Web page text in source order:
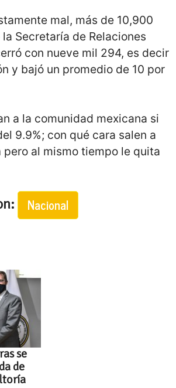
mal, más de 10,900
Secretaría de Relaciones
con nueve mil 294, es decir
y bajó un promedio de 10 por
a la comunidad mexicana si
9.9%; con qué cara salen a
al mismo tiempo le quita
Nacional
se
de